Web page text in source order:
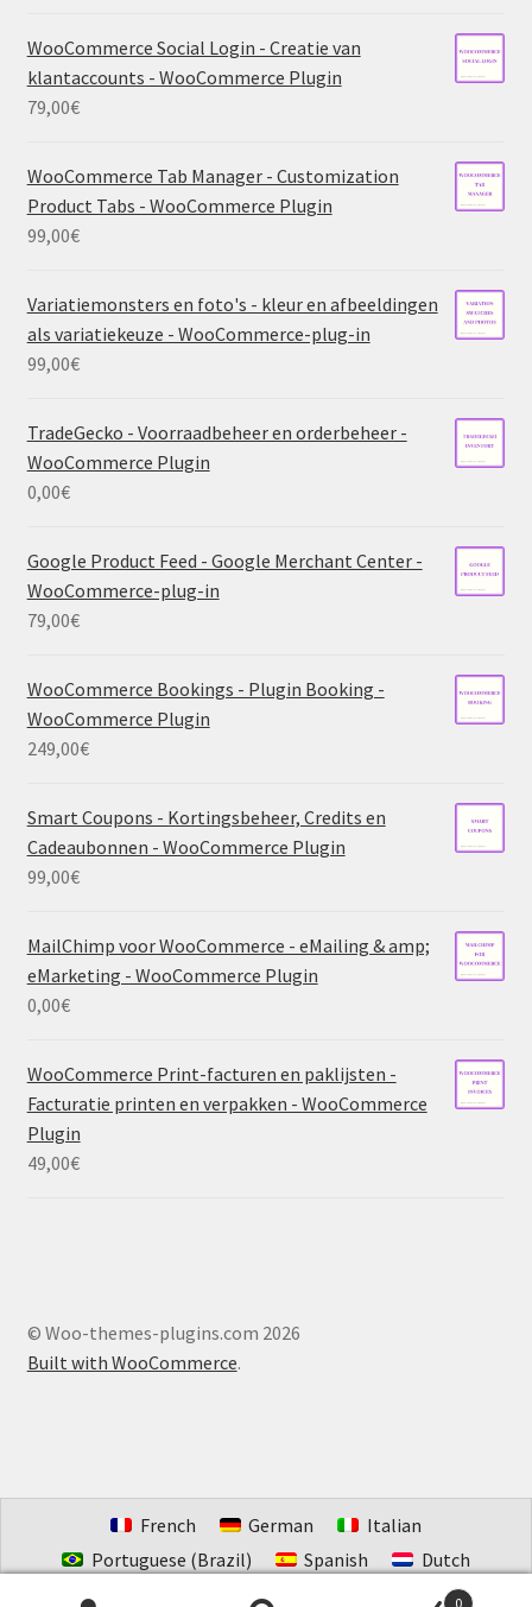
WooCommerce Social Login - Creatie van
klantaccounts - WooCommerce Plugin
79,00€
WooCommerce Tab Manager - Customization
Product Tabs - WooCommerce Plugin
99,00€
Variatiemonsters en foto's - kleur en afbeeldingen
als variatiekeuze - WooCommerce-plug-in
99,00€
TradeGecko - Voorraadbeheer en orderbeheer -
WooCommerce Plugin
0,00€
Google Product Feed - Google Merchant Center -
WooCommerce-plug-in
79,00€
WooCommerce Bookings - Plugin Booking -
WooCommerce Plugin
249,00€
Smart Coupons - Kortingsbeheer, Credits en
Cadeaubonnen - WooCommerce Plugin
99,00€
MailChimp voor WooCommerce - eMailing & amp;
eMarketing - WooCommerce Plugin
0,00€
WooCommerce Print-facturen en paklijsten -
Facturatie printen en verpakken - WooCommerce
Plugin
49,00€
© Woo-themes-plugins.com 2026
Built with WooCommerce.
0
French German
Italian
Portuguese (Brazil)
Spanish
Dutch
Estonian